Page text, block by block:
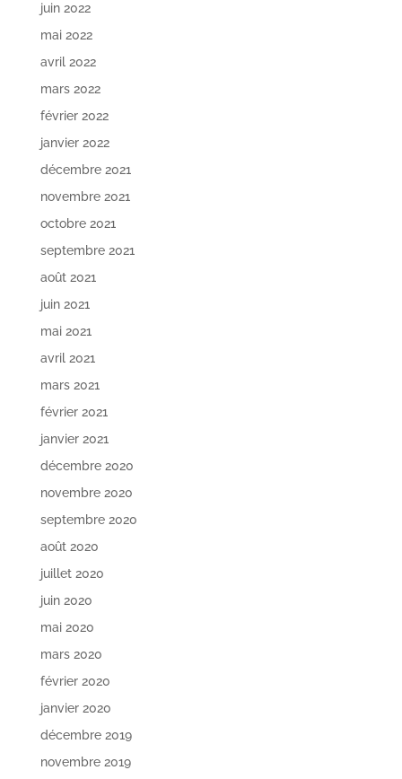
juin 2022
mai 2022
avril 2022
mars 2022
février 2022
janvier 2022
décembre 2021
novembre 2021
octobre 2021
septembre 2021
août 2021
juin 2021
mai 2021
avril 2021
mars 2021
février 2021
janvier 2021
décembre 2020
novembre 2020
septembre 2020
août 2020
juillet 2020
juin 2020
mai 2020
mars 2020
février 2020
janvier 2020
décembre 2019
novembre 2019